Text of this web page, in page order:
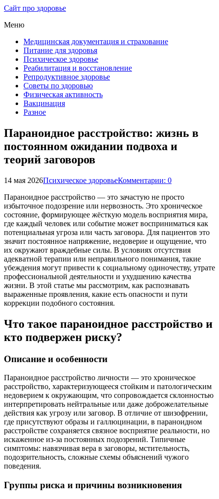
Сайт про здоровье
Меню
Медицинская документация и страхование
Питание для здоровья
Психическое здоровье
Реабилитация и восстановление
Репродуктивное здоровье
Советы по здоровью
Физическая активность
Вакцинация
Разное
Параноидное расстройство: жизнь в
постоянном ожидании подвоха и
теорий заговоров
14 мая 2026Психическое здоровьеКомментарии: 0
Параноидное расстройство — это зачастую не просто
избыточное подозрение или нервозность. Это хроническое
состояние, формирующее жёсткую модель восприятия мира,
где каждый человек или событие может восприниматься как
потенциальная угроза или часть заговора. Для пациентов это
значит постоянное напряжение, недоверие и ощущение, что
их окружают враждебные силы. В условиях отсутствия
адекватной терапии или неправильного понимания, такие
убеждения могут привести к социальному одиночеству, утрате
профессиональной деятельности и ухудшению качества
жизни. В этой статье мы рассмотрим, как распознавать
выраженные проявления, какие есть опасности и пути
коррекции подобного состояния.
Что такое параноидное расстройство и
кто подвержен риску?
Описание и особенности
Параноидное расстройство личности — это хроническое
расстройство, характеризующееся стойким и патологическим
недоверием к окружающим, что сопровождается склонностью
интерпретировать нейтральные или даже доброжелательные
действия как угрозу или заговор. В отличие от шизофрении,
где присутствуют образы и галлюцинации, в параноидном
расстройстве сохраняется связное восприятие реальности, но
искаженное из-за постоянных подозрений. Типичные
симптомы: навязчивая вера в заговоры, мстительность,
подозрительность, сложные схемы объяснений чужого
поведения.
Группы риска и причины возникновения